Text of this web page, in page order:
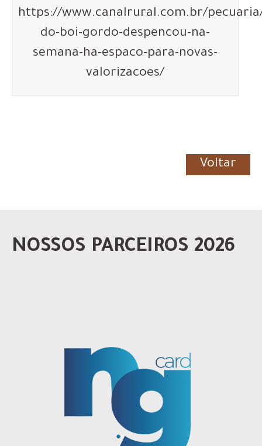
https://www.canalrural.com.br/
do-boi-gordo-despencou-na-
semana-ha-espaco-para-novas-
valorizacoes/
Voltar
NOSSOS PARCEIROS 2026